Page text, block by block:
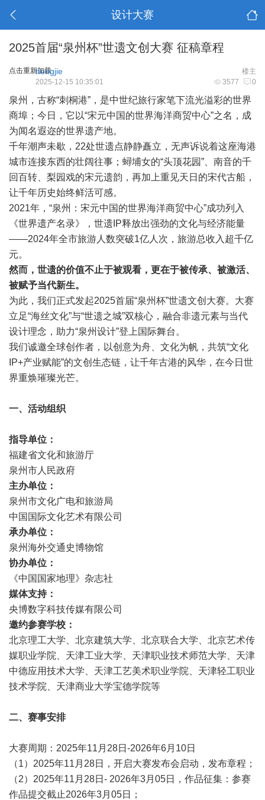
设计大赛
2025首届“泉州杯”世遗文创大赛 征稿章程
点击重新加载 楼主
hongjie
3577 0
2025-12-15 10:35:01
泉州，古称“刺桐港”，是中世纪旅行家笔下流光溢彩的世界
商埠；今日，它以“宋元中国的世界海洋商贸中心”之名，成
为闻名遐迩的世界遗产地。
千年潮声未歇，22处世遗点静静矗立，无声诉说着这座海港
城市连接东西的壮阔往事；蟳埔女的“头顶花园”、南音的千
回百转、梨园戏的宋元遗韵，再加上重见天日的宋代古船，
让千年历史始终鲜活可感。
2021年，“泉州：宋元中国的世界海洋商贸中心”成功列入
《世界遗产名录》，世遗IP释放出强劲的文化与经济能量
——2024年全市旅游人数突破1亿人次，旅游总收入超千亿
元。
然而，世遗的价值不止于被观看，更在于被传承、被激活、
被赋予当代新生。
为此，我们正式发起2025首届“泉州杯”世遗文创大赛。大赛
立足“海丝文化”与“世遗之城”双核心，融合非遗元素与当代
设计理念，助力“泉州设计”登上国际舞台。
我们诚邀全球创作者，以创意为舟、文化为帆，共筑“文化
IP+产业赋能”的文创生态链，让千年古港的风华，在今日世
界重焕璀璨光芒。
一、活动组织
指导单位：
福建省文化和旅游厅
泉州市人民政府
主办单位：
泉州市文化广电和旅游局
中国国际文化艺术有限公司
承办单位：
泉州海外交通史博物馆
协办单位：
《中国国家地理》杂志社
媒体支持：
央博数字科技传媒有限公司
邀约参赛学校：
北京理工大学、北京建筑大学、北京联合大学、北京艺术传
媒职业学院、天津工业大学、天津职业技术师范大学、天津
中德应用技术大学、天津工艺美术职业学院、天津轻工职业
技术学院、天津商业大学宝德学院等
二、赛事安排
大赛周期：2025年11月28日-2026年6月10日
（1）2025年11月28日，开启大赛发布会启动，发布章程；
（2）2025年11月28日- 2026年3月05日，作品征集：参赛
作品提交截止2026年3月05日；